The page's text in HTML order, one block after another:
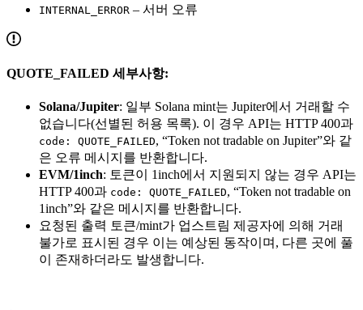
INTERNAL_ERROR – 서버 오류
QUOTE_FAILED 세부사항:
Solana/Jupiter: 일부 Solana mint는 Jupiter에서 거래할 수
없습니다(선별된 허용 목록). 이 경우 API는 HTTP 400과
code: QUOTE_FAILED, “Token not tradable on Jupiter”와 같
은 오류 메시지를 반환합니다.
EVM/1inch: 토큰이 1inch에서 지원되지 않는 경우 API는
HTTP 400과 code: QUOTE_FAILED, “Token not tradable on
1inch”와 같은 메시지를 반환합니다.
요청된 출력 토큰/mint가 업스트림 제공자에 의해 거래
불가로 표시된 경우 이는 예상된 동작이며, 다른 곳에 풀
이 존재하더라도 발생합니다.